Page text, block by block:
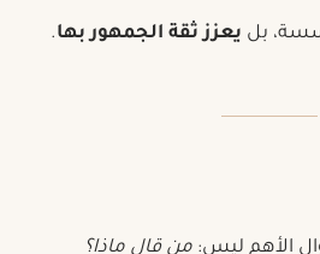
بل يعزز ثقة الجمهور بها.
الأهم ليس:من قال ماذا؟